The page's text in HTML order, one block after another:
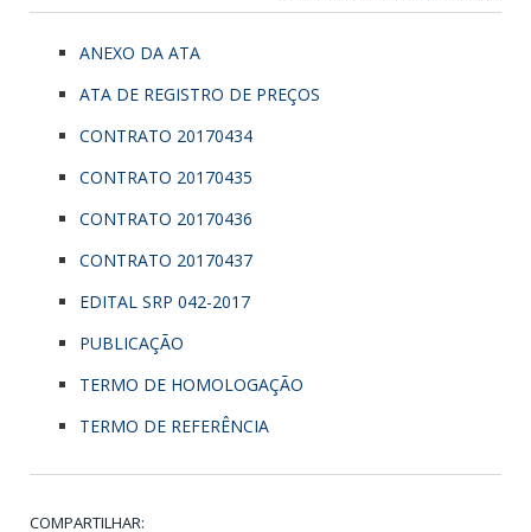
ANEXO DA ATA
ATA DE REGISTRO DE PREÇOS
CONTRATO 20170434
CONTRATO 20170435
CONTRATO 20170436
CONTRATO 20170437
EDITAL SRP 042-2017
PUBLICAÇÃO
TERMO DE HOMOLOGAÇÃO
TERMO DE REFERÊNCIA
COMPARTILHAR: